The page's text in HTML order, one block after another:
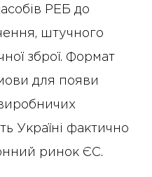
РЕБ до
штучного
зброї. Формат
для появи
виробничих
Україні фактично
ринок ЄС.